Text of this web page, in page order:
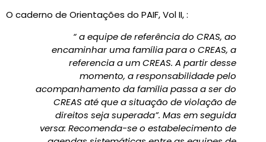
O caderno de Orientações do PAIF, Vol II, :
“ a equipe de referência do CRAS, ao
encaminhar uma família para o CREAS, a
referencia a um CREAS. A partir desse
momento, a responsabilidade pelo
acompanhamento da família passa a ser do
CREAS até que a situação de violação de
direitos seja superada”. Mas em seguida
versa: Recomenda-se o estabelecimento de